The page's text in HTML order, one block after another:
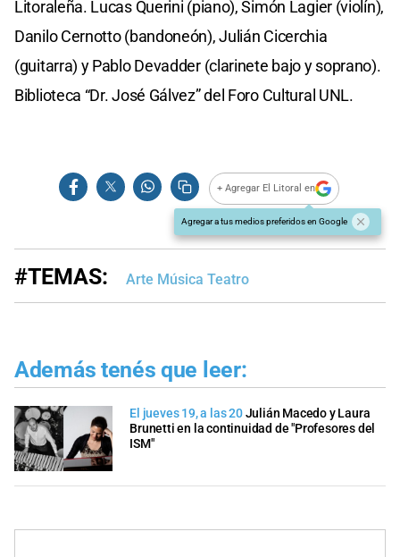
Litoraleña. Lucas Querini (piano), Simón Lagier (violín),
Danilo Cernotto (bandoneón), Julián Cicerchia
(guitarra) y Pablo Devadder (clarinete bajo y soprano).
Biblioteca “Dr. José Gálvez” del Foro Cultural UNL.
+ Agregar El Litoral en
Agregar a tus medios preferidos en Google
#TEMAS: Arte Música Teatro
Además tenés que leer:
El jueves 19, a las 20Julián Macedo y Laura
Brunetti en la continuidad de "Profesores del
ISM"